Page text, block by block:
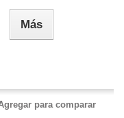
Más
para comparar